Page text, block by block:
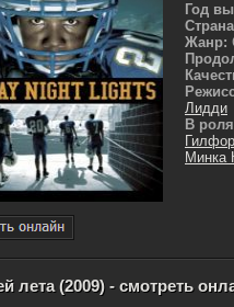
Год
Жанр:
Лидди
В
Минка
лета (2009) - смотреть